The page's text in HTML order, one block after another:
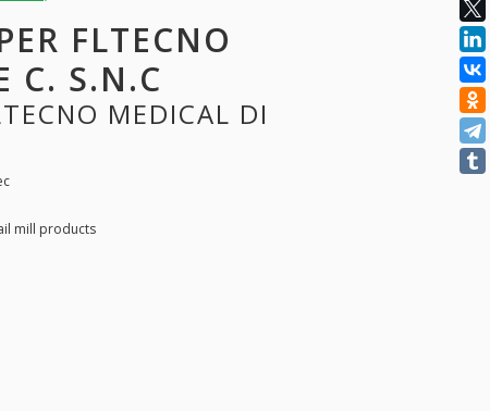
FLTECNO
C. S.N.C
MEDICAL DI
mill products